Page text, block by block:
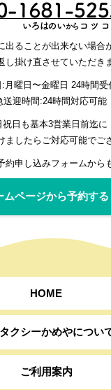
出ることが出来ない場合
し掛け直させていただき
:月曜日〜金曜日 24時間受
送迎時間:24時間対応可能
祝日も基本3営業日前迄に
ましたらご対応可能でご
約申し込みフォームから
ムページから予約する
HOME
クシーかめやについ
ご利用案内